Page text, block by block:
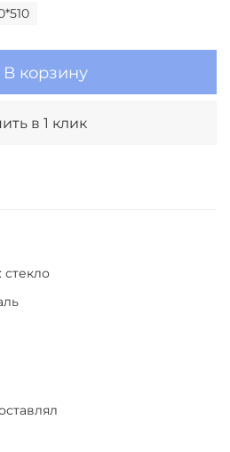
В корзину
в 1 клик